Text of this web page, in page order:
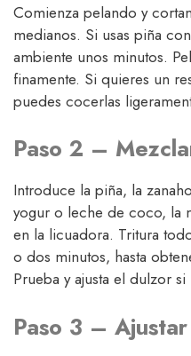
Comienza pelando y
medianos. Si usas piña
ambiente unos minutos.
finamente. Si quieres un
puedes cocerlas
Paso 2 –
Introduce la piña, la
yogur o leche de coco, la
en la licuadora. Tritura
o dos minutos, hasta
Prueba y ajusta el dulzor
Paso 3 –